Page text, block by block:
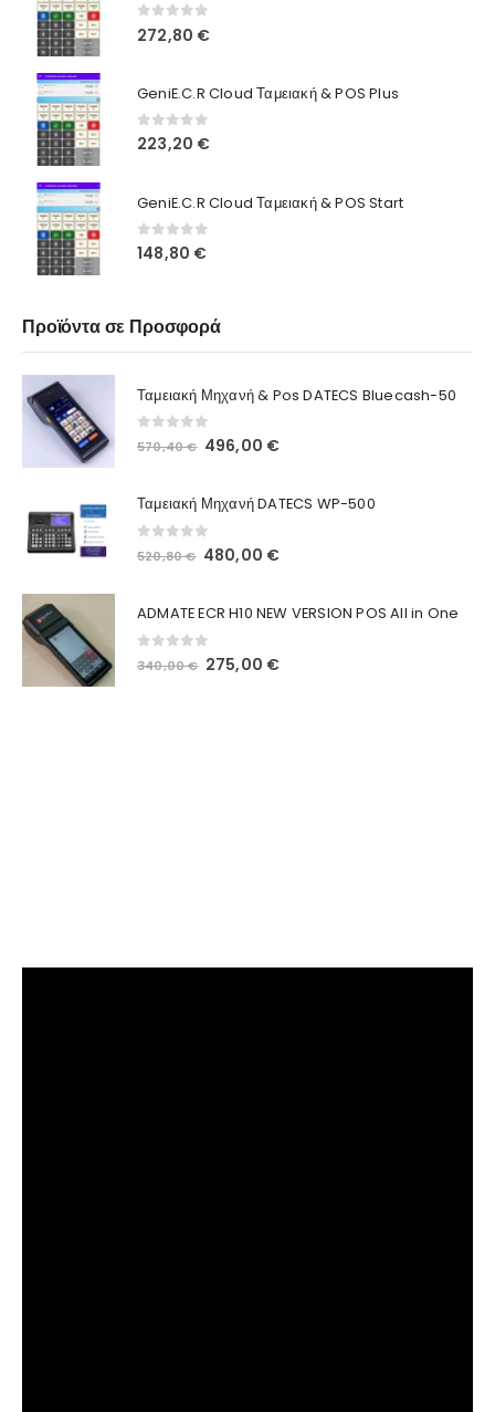
0out of 5
272,80 €
GeniE.C.R Cloud Ταμειακή & POS Plus
0out of 5
223,20 €
GeniE.C.R Cloud Ταμειακή & POS Start
0out of 5
148,80 €
Προϊόντα σε Προσφορά
Ταμειακή Μηχανή & Pos DATECS Bluecash-50
out of 5
570,40€ 496,00 €
Ταμειακή Μηχανή DATECS WP-500
out of 5
520,80€ 480,00 €
ADMATE ECR H10 NEW VERSION POS All in One
out of 5
340,00€ 275,00 €